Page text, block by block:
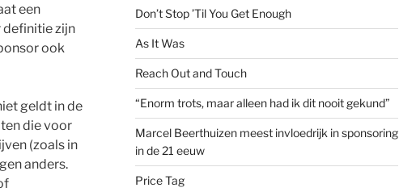
een
definitie zijn
ook
geldt in de
die voor
(zoals in
anders.
Don’t Stop ’Til You Get Enough
As It Was
Reach Out and Touch
“Enorm trots, maar alleen had ik dit nooit gekund”
Marcel Beerthuizen meest invloedrijk in sponsoring
in de 21 eeuw
Price Tag